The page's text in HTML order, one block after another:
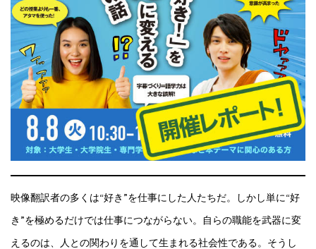
映像翻訳者の多くは“好き”を仕事にした人たちだ。しかし単に“好
き”を極めるだけでは仕事につながらない。自らの職能を武器に変
えるのは、人との関わりを通して生まれる社会性である。そうし